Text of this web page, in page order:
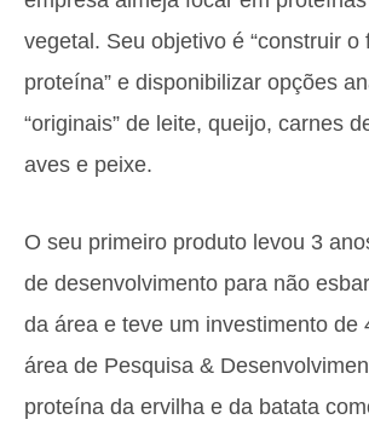
vegetal. Seu objetivo é “construir o
proteína” e disponibilizar opções
“originais” de leite, queijo, carnes
aves e peixe.
O seu primeiro produto levou 3
de desenvolvimento para não
da área e teve um investimento de
área de Pesquisa &
proteína da ervilha e da batata